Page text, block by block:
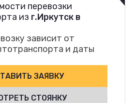
перевозки
из г.Иркутск в
зависит от
и даты
ЗАЯВКУ
СТОЯНКУ